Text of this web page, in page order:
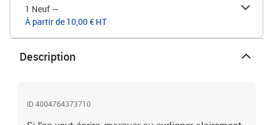
1 Neuf —
À partir de 10,00 € HT
Description
ID 4004764373710